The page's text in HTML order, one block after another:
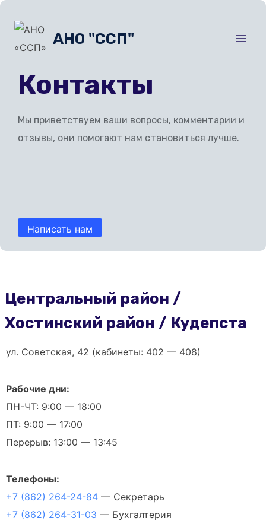
содержимомуАНО "ССП"
Контакты
Мы приветствуем ваши вопросы, комментарии и
отзывы, они помогают нам становиться лучше.
Написать нам
Центральный район /
Хостинский район / Кудепста
ул. Советская, 42 (кабинеты: 402 — 408)
Рабочие дни:
ПН-ЧТ: 9:00 — 18:00
ПТ: 9:00 — 17:00
Перерыв: 13:00 — 13:45
Телефоны:
+7 (862) 264-24-84 — Секретарь
+7 (862) 264-31-03 — Бухгалтерия